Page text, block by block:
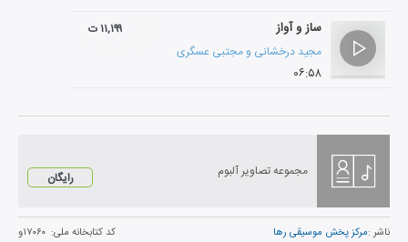
ساز و آواز
مجید درخشانی و مجتبی عسگری
۰۶:۵۸
۱۱,۱۹۹ ت
مجموعه تصاویر آلبوم رایگان
ناشر :مرکز پخش موسیقی رها کد کتابخانه ملی: ۱۷۰۶۰و